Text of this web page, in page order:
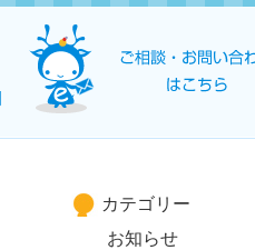
カテゴリー
お知らせ